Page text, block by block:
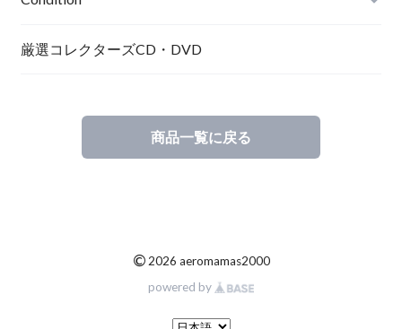
厳選コレクターズCD・DVD
商品一覧に戻る
© 2026 aeromamas2000
powered by